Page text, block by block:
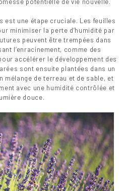
est une étape cruciale. Les feuilles
minimiser la perte d’humidité par
peuvent être trempées dans
l’enracinement, comme des
accélérer le développement des
sont ensuite plantées dans un
mélange de terreau et de sable, et
avec une humidité contrôlée et
douce.